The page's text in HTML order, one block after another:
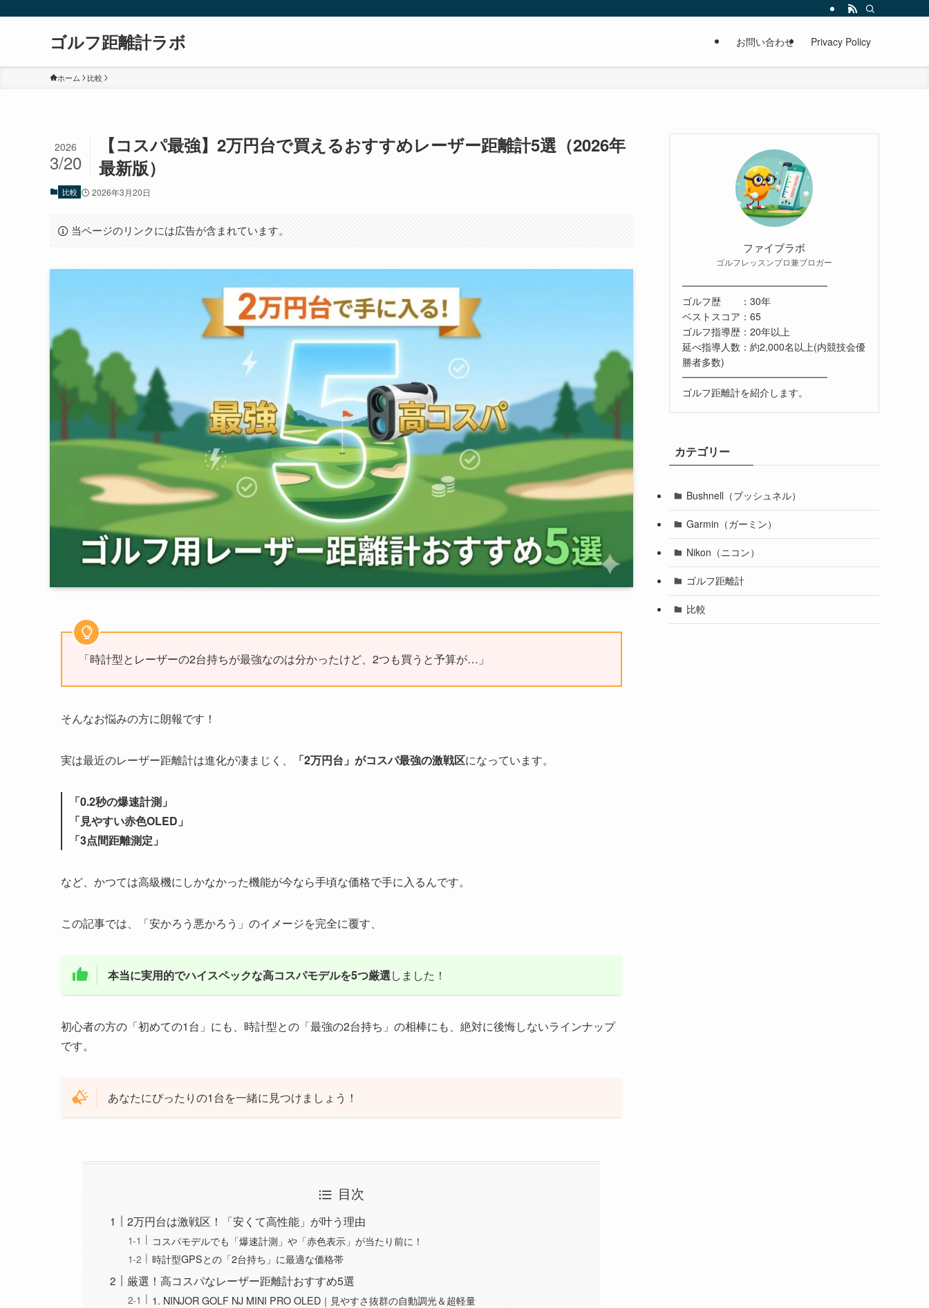
ゴルフ距離計ラボ お問い合わせ Privacy Policy
ホーム 比較
【コスパ最強】2万円台で買えるおすすめレーザー距離計5選（2026年
最新版）
2026
3/20
比較 2026年3月20日
当ページのリンクには広告が含まれています。
「時計型とレーザーの2台持ちが最強なのは分かったけど、2つも買うと予算が…」
そんなお悩みの方に朗報です！
実は最近のレーザー距離計は進化が凄まじく、 「2万円台」がコスパ最強の激戦区になっています。
「0.2秒の爆速計測」
「見やすい赤色OLED」
「3点間距離測定」
など、かつては高級機にしかなかった機能が今なら手頃な価格で手に入るんです。
この記事では、「安かろう悪かろう」のイメージを完全に覆す、
本当に実用的でハイスペックな高コスパモデルを5つ厳選しました！
初心者の方の「初めての1台」にも、時計型との「最強の2台持ち」の相棒にも、絶対に後悔しないラインナップ
です。
あなたにぴったりの1台を一緒に見つけましょう！
目次
2万円台は激戦区！「安くて高性能」が叶う理由
コスパモデルでも「爆速計測」や「赤色表示」が当たり前に！
時計型GPSとの「2台持ち」に最適な価格帯
厳選！高コスパなレーザー距離計おすすめ5選
1. NINJOR GOLF NJ MINI PRO OLED｜見やすさ抜群の自動調光＆超軽量
ファイブラボ
ゴルフレッスンプロ兼ブロガー
━━━━━━━━━━━━━━━
ゴルフ歴 ：30年
ベストスコア：65
ゴルフ指導歴：20年以上
延べ指導人数：約2,000名以上(内競技会優
勝者多数)
━━━━━━━━━━━━━━━
ゴルフ距離計を紹介します。
カテゴリー
Bushnell（ブッシュネル）
Garmin（ガーミン）
Nikon（ニコン）
ゴルフ距離計
比較